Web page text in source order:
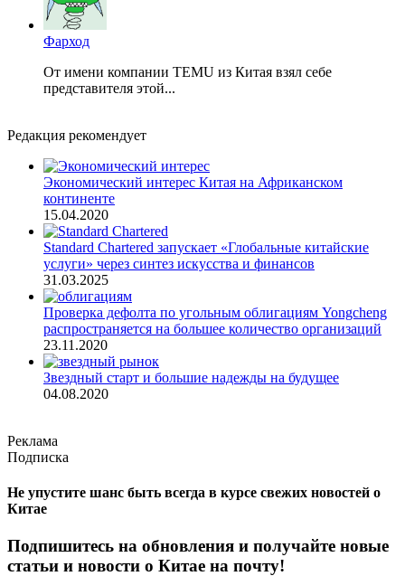
Фарход
От имени компании TEMU из Китая взял себе
представителя этой...
Редакция рекомендует
Экономический интерес Китая на Африканском
континенте
15.04.2020
Standard Chartered запускает «Глобальные китайские
услуги» через синтез искусства и финансов
31.03.2025
Проверка дефолта по угольным облигациям Yongcheng
распространяется на большее количество организаций
23.11.2020
Звездный старт и большие надежды на будущее
04.08.2020
Реклама
Подписка
Не упустите шанс быть всегда в курсе свежих новостей о
Китае
Подпишитесь на обновления и получайте новые
статьи и новости о Китае на почту!